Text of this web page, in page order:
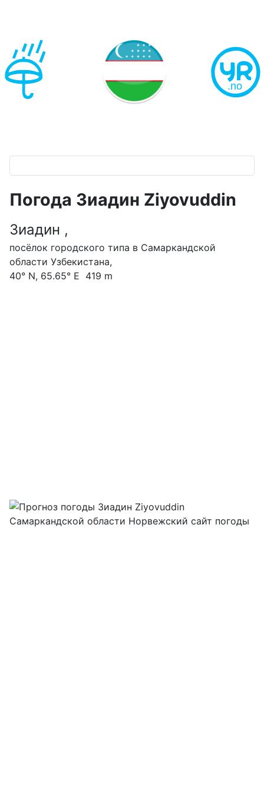
Погода Зиадин Ziyovuddin
Зиадин ,
посёлок городского типа в Самаркандской
области Узбекистана,
40° N, 65.65° E 419 m